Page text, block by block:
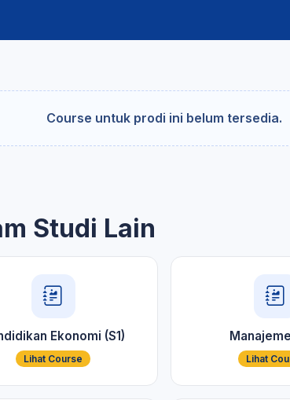
Course untuk prodi ini belum tersedia.
Studi Lain
Ekonomi (S1)
Lihat Course Lihat